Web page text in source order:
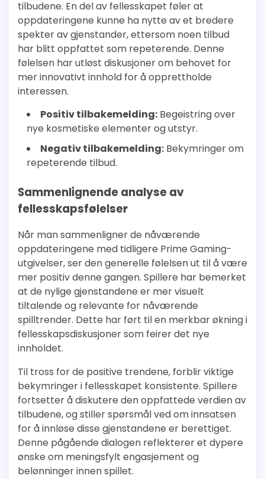
tilbudene. En del av fellesskapet føler at
oppdateringene kunne ha nytte av et bredere
spekter av gjenstander, ettersom noen tilbud
har blitt oppfattet som repeterende. Denne
følelsen har utløst diskusjoner om behovet for
mer innovativt innhold for å opprettholde
interessen.
Positiv tilbakemelding: Begeistring over
nye kosmetiske elementer og utstyr.
Negativ tilbakemelding: Bekymringer om
repeterende tilbud.
Sammenlignende analyse av
fellesskapsfølelser
Når man sammenligner de nåværende
oppdateringene med tidligere Prime Gaming-
utgivelser, ser den generelle følelsen ut til å være
mer positiv denne gangen. Spillere har bemerket
at de nylige gjenstandene er mer visuelt
tiltalende og relevante for nåværende
spilltrender. Dette har ført til en merkbar økning i
fellesskapsdiskusjoner som feirer det nye
innholdet.
Til tross for de positive trendene, forblir viktige
bekymringer i fellesskapet konsistente. Spillere
fortsetter å diskutere den oppfattede verdien av
tilbudene, og stiller spørsmål ved om innsatsen
for å innløse disse gjenstandene er berettiget.
Denne pågående dialogen reflekterer et dypere
ønske om meningsfylt engasjement og
belønninger innen spillet.